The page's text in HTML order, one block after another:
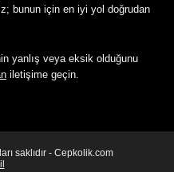
bunun için en iyi yol doğrudan
yanlış veya eksik olduğunu
iletişime geçin.
saklıdır - Cepkolik.com